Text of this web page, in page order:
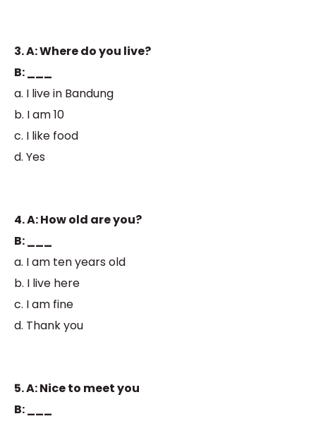
3. A: Where do you live?
B: ___
a. I live in Bandung
b. I am 10
c. I like food
d. Yes
4. A: How old are you?
B: ___
a. I am ten years old
b. I live here
c. I am fine
d. Thank you
5. A: Nice to meet you
B: ___